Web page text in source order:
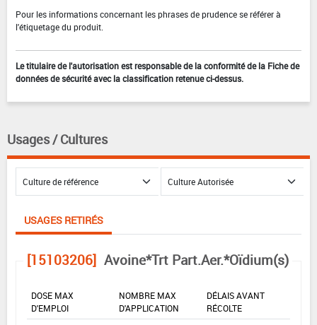
Pour les informations concernant les phrases de prudence se référer à
l'étiquetage du produit.
Le titulaire de l'autorisation est responsable de la conformité de la Fiche de
données de sécurité avec la classification retenue ci-dessus.
Usages / Cultures
USAGES RETIRÉS
[15103206] Avoine*Trt Part.Aer.*Oïdium(s)
DOSE MAX
D'EMPLOI
NOMBRE MAX
D'APPLICATION
DÉLAIS AVANT
RÉCOLTE